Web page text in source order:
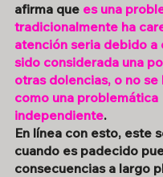
afirma que es una
tradicionalmente ha
atención seria debido a
sido considerada una
otras dolencias, o no
como una problemática
independiente.
En línea con esto, este
cuando es padecido
consecuencias a largo